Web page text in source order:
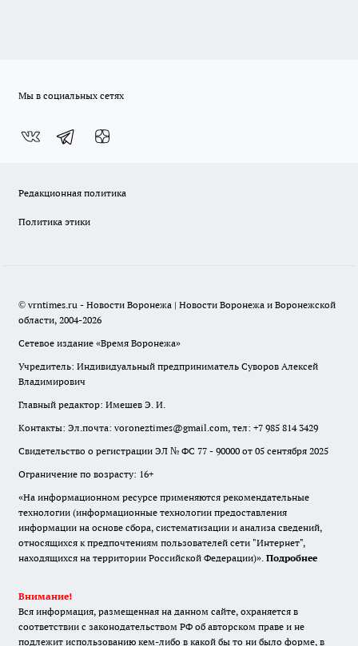
Мы в социальных сетях
Редакционная политика
Политика этики
© vrntimes.ru - Новости Воронежа | Новости Воронежа и Воронежской
области, 2004-2026
Сетевое издание «Время Воронежа»
Учредитель: Индивидуальный предприниматель Суворов Алексей
Владимирович
Главный редактор: Имешев Э. И.
Контакты: Эл.почта: voroneztimes@gmail.com, тел: +7 985 814 3429
Свидетельство о регистрации ЭЛ № ФС 77 - 90000 от 05 сентября 2025
Ограничение по возрасту: 16+
«На информационном ресурсе применяются рекомендательные
технологии (информационные технологии предоставления
информации на основе сбора, систематизации и анализа сведений,
относящихся к предпочтениям пользователей сети "Интернет",
находящихся на территории Российской Федерации)». Подробнее
Внимание!
Вся информация, размещенная на данном сайте, охраняется в
соответствии с законодательством РФ об авторском праве и не
подлежит использованию кем-либо в какой бы то ни было форме, в